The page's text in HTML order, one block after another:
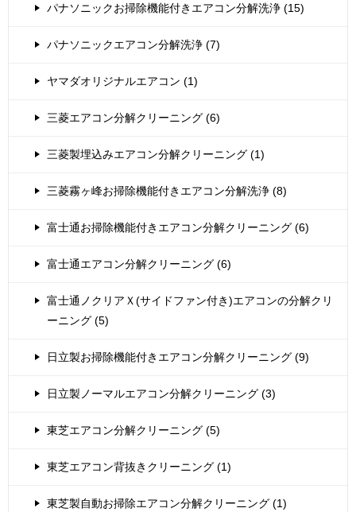
パナソニックお掃除機能付きエアコン分解洗浄 (15)
パナソニックエアコン分解洗浄 (7)
ヤマダオリジナルエアコン (1)
三菱エアコン分解クリーニング (6)
三菱製埋込みエアコン分解クリーニング (1)
三菱霧ヶ峰お掃除機能付きエアコン分解洗浄 (8)
富士通お掃除機能付きエアコン分解クリーニング (6)
富士通エアコン分解クリーニング (6)
富士通ノクリアＸ(サイドファン付き)エアコンの分解クリ
ーニング (5)
日立製お掃除機能付きエアコン分解クリーニング (9)
日立製ノーマルエアコン分解クリーニング (3)
東芝エアコン分解クリーニング (5)
東芝エアコン背抜きクリーニング (1)
東芝製自動お掃除エアコン分解クリーニング (1)